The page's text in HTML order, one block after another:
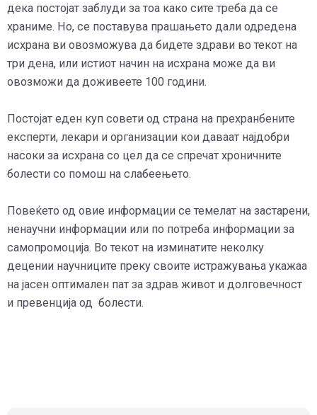
дека постојат заблуди за тоа како сите треба да се
храниме. Но, се поставува прашањето дали одредена
исхрана ви овозможува да бидете здрави во текот на
три дена, или истиот начин на исхрана може да ви
овозможи да доживеете 100 години.
Постојат еден куп совети од страна на прехранбените
експерти, лекари и организации кои даваат најдобри
насоки за исхрана со цел да се спречат хроничните
болести со помош на слабеењето.
Повеќето од овие информации се темелат на застарени,
ненаучни информации или по потреба информации за
самопромоција. Во текот на изминатите неколку
децении научниците преку своите истражувања укажаа
на јасен оптимален пат за здрав живот и долговечност
и превенција од болести.